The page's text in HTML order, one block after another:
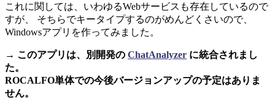
これに関しては、いわゆるWebサービスも存在しているので
すが、 そちらでキータイプするのがめんどくさいので、
Windowsアプリを作ってみました。
→ このアプリは、別開発の ChatAnalyzer に統合されまし
た。
ROCALFO単体での今後バージョンアップの予定はありま
せん。